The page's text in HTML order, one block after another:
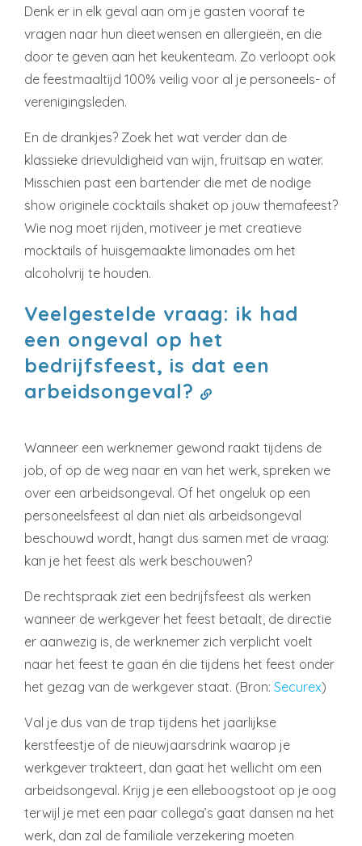
Denk er in elk geval aan om je gasten vooraf te
vragen naar hun dieetwensen en allergieën, en die
door te geven aan het keukenteam. Zo verloopt ook
de feestmaaltijd 100% veilig voor al je personeels- of
verenigingsleden.
En de drankjes? Zoek het wat verder dan de
klassieke drievuldigheid van wijn, fruitsap en water.
Misschien past een bartender die met de nodige
show originele cocktails shaket op jouw themafeest?
Wie nog moet rijden, motiveer je met creatieve
mocktails of huisgemaakte limonades om het
alcoholvrij te houden.
Veelgestelde vraag: ik had
een ongeval op het
bedrijfsfeest, is dat een
arbeidsongeval?
Wanneer een werknemer gewond raakt tijdens de
job, of op de weg naar en van het werk, spreken we
over een arbeidsongeval. Of het ongeluk op een
personeelsfeest al dan niet als arbeidsongeval
beschouwd wordt, hangt dus samen met de vraag:
kan je het feest als werk beschouwen?
De rechtspraak ziet een bedrijfsfeest als werken
wanneer de werkgever het feest betaalt, de directie
er aanwezig is, de werknemer zich verplicht voelt
naar het feest te gaan én die tijdens het feest onder
het gezag van de werkgever staat. (Bron: Securex)
Val je dus van de trap tijdens het jaarlijkse
kerstfeestje of de nieuwjaarsdrink waarop je
werkgever trakteert, dan gaat het wellicht om een
arbeidsongeval. Krijg je een elleboogstoot op je oog
terwijl je met een paar collega’s gaat dansen na het
werk, dan zal de familiale verzekering moeten